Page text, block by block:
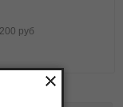
руб